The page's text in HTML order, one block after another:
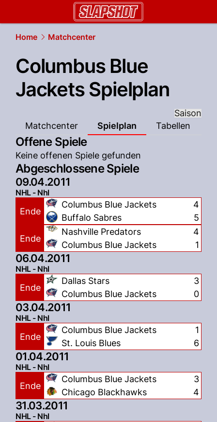
Home Matchcenter
Columbus Blue
Jackets Spielplan
Saison
Matchcenter
Spielplan Tabellen
Offene Spiele
Keine offenen Spiele gefunden
Abgeschlossene Spiele
09.04.2011
NHL - Nhl
Ende
Columbus Blue Jackets
Buffalo Sabres
4
5
Ende
Nashville Predators
Columbus Blue Jackets
4
1
06.04.2011
NHL - Nhl
Ende
Dallas Stars
Columbus Blue Jackets
3
0
03.04.2011
NHL - Nhl
Ende
Columbus Blue Jackets
St. Louis Blues
1
6
01.04.2011
NHL - Nhl
Ende
Columbus Blue Jackets
Chicago Blackhawks
3
4
31.03.2011
NHL - Nhl